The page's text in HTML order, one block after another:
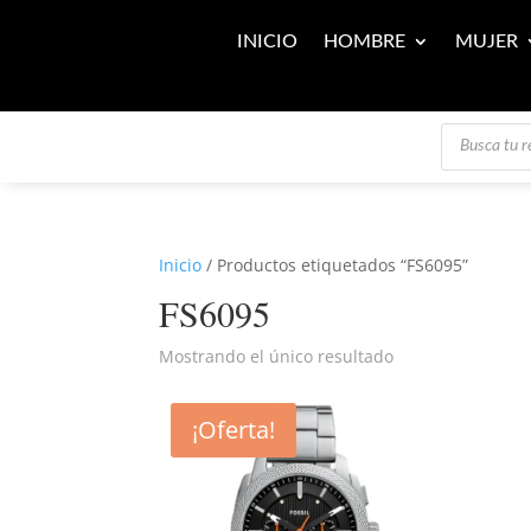
INICIO HOMBRE MUJER
Búsqueda
productos
Inicio / Productos etiquetados “FS6095”
FS6095
Mostrando el único resultado
¡Oferta!